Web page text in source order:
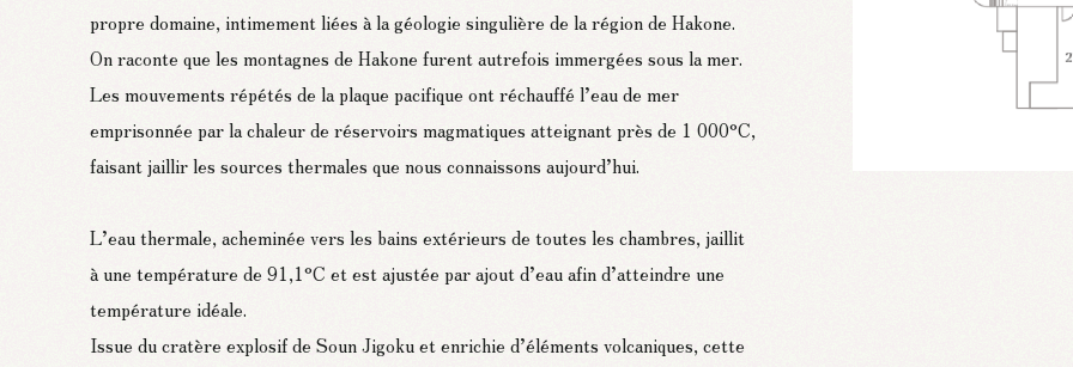
propre domaine, intimement liées à la géologie singulière de la région de Hakone.
On raconte que les montagnes de Hakone furent autrefois immergées sous la mer.
Les mouvements répétés de la plaque pacifique ont réchauffé l’eau de mer
emprisonnée par la chaleur de réservoirs magmatiques atteignant près de 1 000°C,
faisant jaillir les sources thermales que nous connaissons aujourd’hui.
L’eau thermale, acheminée vers les bains extérieurs de toutes les chambres, jaillit
à une température de 91,1°C et est ajustée par ajout d’eau afin d’atteindre une
température idéale.
Issue du cratère explosif de Soun Jigoku et enrichie d’éléments volcaniques, cette